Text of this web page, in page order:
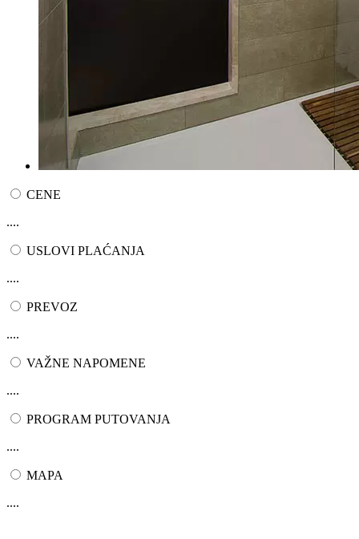
CENE
....
USLOVI PLAĆANJA
....
PREVOZ
....
VAŽNE NAPOMENE
....
PROGRAM PUTOVANJA
....
MAPA
....